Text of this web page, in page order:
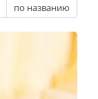
по названию